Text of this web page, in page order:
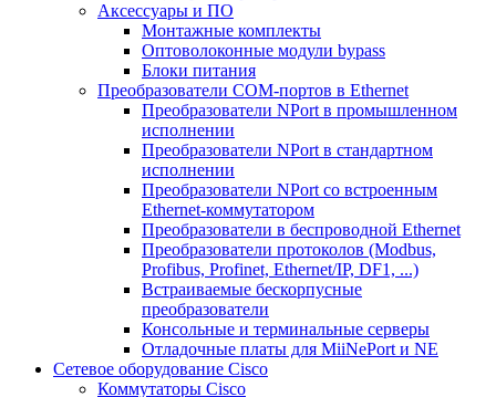
Аксессуары и ПО
Монтажные комплекты
Оптоволоконные модули bypass
Блоки питания
Преобразователи COM-портов в Ethernet
Преобразователи NPort в промышленном
исполнении
Преобразователи NPort в стандартном
исполнении
Преобразователи NPort со встроенным
Ethernet-коммутатором
Преобразователи в беспроводной Ethernet
Преобразователи протоколов (Modbus,
Profibus, Profinet, Ethernet/IP, DF1, ...)
Встраиваемые бескорпусные
преобразователи
Консольные и терминальные серверы
Отладочные платы для MiiNePort и NE
Сетевое оборудование Cisco
Коммутаторы Cisco